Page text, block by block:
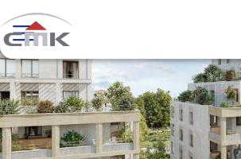
to
content
Programmes neufs
Logements récents
Le guide sur l’accession sociale
Comprendre les aides à l’accession
Glossaire & FAQ
Qui sommes-nous ?